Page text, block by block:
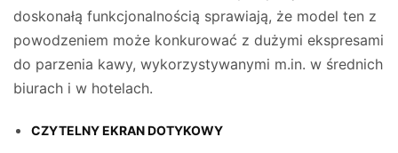
doskonałą funkcjonalnością sprawiają, że model ten z
powodzeniem może konkurować z dużymi ekspresami
do parzenia kawy, wykorzystywanymi m.in. w średnich
biurach i w hotelach.
CZYTELNY EKRAN DOTYKOWY